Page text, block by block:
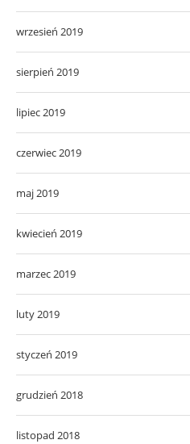
wrzesień 2019
sierpień 2019
lipiec 2019
czerwiec 2019
maj 2019
kwiecień 2019
marzec 2019
luty 2019
styczeń 2019
grudzień 2018
listopad 2018